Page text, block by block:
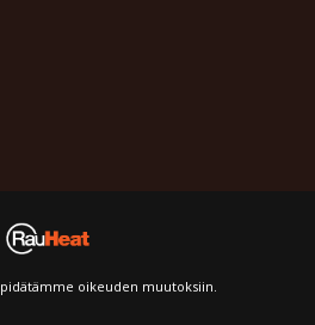
pidätämme oikeuden muutoksiin.